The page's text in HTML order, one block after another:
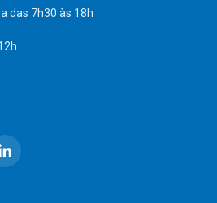
das 7h30 às 18h